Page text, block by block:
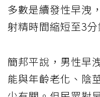
多數是續發性早洩
射精時間縮短至3
簡邦平說，男性早
能與年齡老化、陰